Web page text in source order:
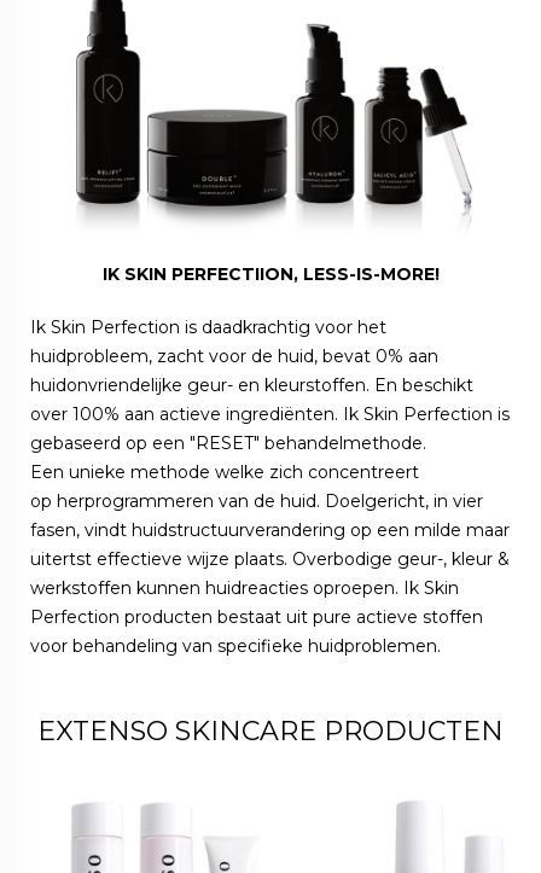
IK SKIN PERFECTIION, LESS-IS-MORE!
Ik Skin Perfection is daadkrachtig voor het
huidprobleem, zacht voor de huid, bevat 0% aan
huidonvriendelijke geur- en kleurstoffen. En beschikt
over 100% aan actieve ingrediënten. Ik Skin Perfection is
gebaseerd op een "RESET" behandelmethode.
Een unieke methode welke zich concentreert
op herprogrammeren van de huid. Doelgericht, in vier
fasen, vindt huidstructuurverandering op een milde maar
uitertst effectieve wijze plaats. Overbodige geur-, kleur &
werkstoffen kunnen huidreacties oproepen. Ik Skin
Perfection producten bestaat uit pure actieve stoffen
voor behandeling van specifieke huidproblemen.
EXTENSO SKINCARE PRODUCTEN